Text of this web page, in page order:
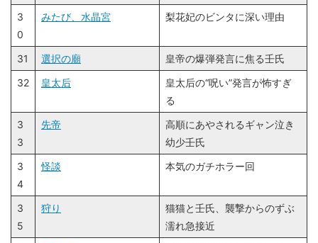
3
0
みたび、水晶宮 梨花妃のビンタに深い理由
31 選択の廟
皇帝の爆弾発言に焦る壬氏
32
皇太后
皇太后の“呪い”発言が怖すぎ
る
3
3
先帝
高順にあやされるギャン泣き
幼少壬氏
3
4
怪談 本気のガチホラー回
3
5
狩り
猫猫と壬氏、襲撃からのずぶ
濡れ急接近